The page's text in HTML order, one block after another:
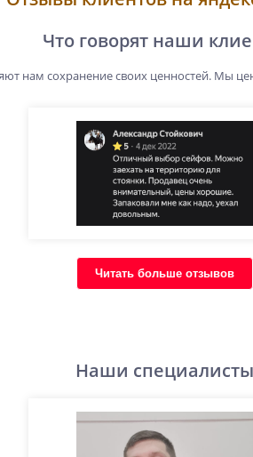
Что говорят наши
нам сохранение своих ценностей. Мы
Читать больше отзывов
Наши специалисты